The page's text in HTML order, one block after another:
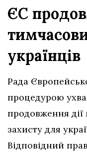
ЄС
українців
Рада
процедурою
продовження дії
захисту для
Відповідний